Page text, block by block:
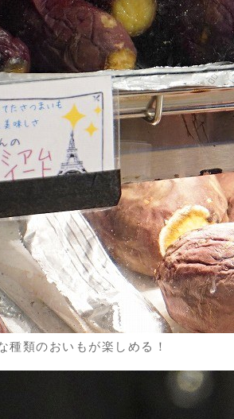
種類のおいもが楽しめる！